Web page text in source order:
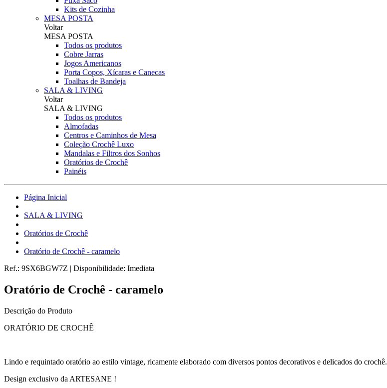
Kits de Cozinha
MESA POSTA
Voltar
MESA POSTA
Todos os produtos
Cobre Jarras
Jogos Americanos
Porta Copos, Xícaras e Canecas
Toalhas de Bandeja
SALA & LIVING
Voltar
SALA & LIVING
Todos os produtos
Almofadas
Centros e Caminhos de Mesa
Coleção Crochê Luxo
Mandalas e Filtros dos Sonhos
Oratórios de Crochê
Painéis
Página Inicial
SALA & LIVING
Oratórios de Crochê
Oratório de Crochê - caramelo
Ref.: 9SX6BGW7Z | Disponibilidade: Imediata
Oratório de Crochê - caramelo
Descrição do Produto
ORATÓRIO DE CROCHÊ
Lindo e requintado oratório ao estilo vintage, ricamente elaborado com diversos pontos decorativos e delicados do crochê.
Design exclusivo da ARTESANE !